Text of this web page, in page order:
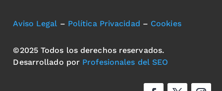
Aviso Legal – Política Privacidad – Cookies
©2025 Todos los derechos reservados.
Desarrollado por Profesionales del SEO